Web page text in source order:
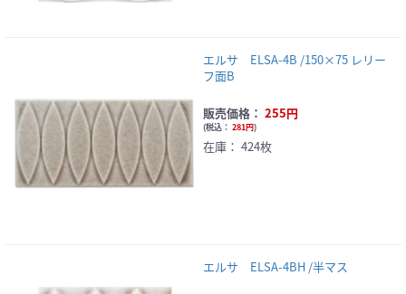
エルサ ELSA-4B /150×75 レリー
フ面B
販売価格： 255円
(税込： 281円)
在庫： 424枚
エルサ ELSA-4BH /半マス